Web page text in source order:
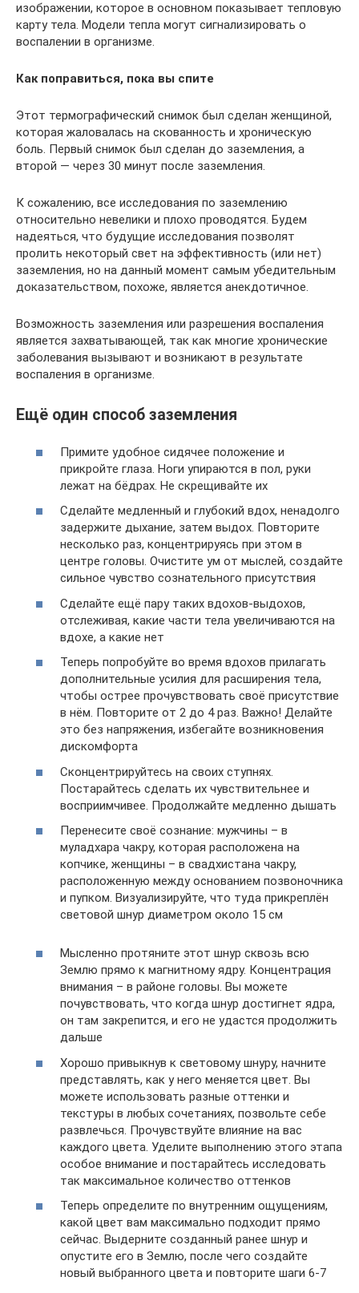
изображении, которое в основном показывает тепловую
карту тела. Модели тепла могут сигнализировать о
воспалении в организме.
Как поправиться, пока вы спите
Этот термографический снимок был сделан женщиной,
которая жаловалась на скованность и хроническую
боль. Первый снимок был сделан до заземления, а
второй — через 30 минут после заземления.
К сожалению, все исследования по заземлению
относительно невелики и плохо проводятся. Будем
надеяться, что будущие исследования позволят
пролить некоторый свет на эффективность (или нет)
заземления, но на данный момент самым убедительным
доказательством, похоже, является анекдотичное.
Возможность заземления или разрешения воспаления
является захватывающей, так как многие хронические
заболевания вызывают и возникают в результате
воспаления в организме.
Ещё один способ заземления
Примите удобное сидячее положение и
прикройте глаза. Ноги упираются в пол, руки
лежат на бёдрах. Не скрещивайте их
Сделайте медленный и глубокий вдох, ненадолго
задержите дыхание, затем выдох. Повторите
несколько раз, концентрируясь при этом в
центре головы. Очистите ум от мыслей, создайте
сильное чувство сознательного присутствия
Сделайте ещё пару таких вдохов-выдохов,
отслеживая, какие части тела увеличиваются на
вдохе, а какие нет
Теперь попробуйте во время вдохов прилагать
дополнительные усилия для расширения тела,
чтобы острее прочувствовать своё присутствие
в нём. Повторите от 2 до 4 раз. Важно! Делайте
это без напряжения, избегайте возникновения
дискомфорта
Сконцентрируйтесь на своих ступнях.
Постарайтесь сделать их чувствительнее и
восприимчивее. Продолжайте медленно дышать
Перенесите своё сознание: мужчины – в
муладхара чакру, которая расположена на
копчике, женщины – в свадхистана чакру,
расположенную между основанием позвоночника
и пупком. Визуализируйте, что туда прикреплён
световой шнур диаметром около 15 см
Мысленно протяните этот шнур сквозь всю
Землю прямо к магнитному ядру. Концентрация
внимания – в районе головы. Вы можете
почувствовать, что когда шнур достигнет ядра,
он там закрепится, и его не удастся продолжить
дальше
Хорошо привыкнув к световому шнуру, начните
представлять, как у него меняется цвет. Вы
можете использовать разные оттенки и
текстуры в любых сочетаниях, позвольте себе
развлечься. Прочувствуйте влияние на вас
каждого цвета. Уделите выполнению этого этапа
особое внимание и постарайтесь исследовать
так максимальное количество оттенков
Теперь определите по внутренним ощущениям,
какой цвет вам максимально подходит прямо
сейчас. Выдерните созданный ранее шнур и
опустите его в Землю, после чего создайте
новый выбранного цвета и повторите шаги 6-7